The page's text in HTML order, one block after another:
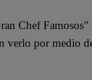
Chef
verlo por medio